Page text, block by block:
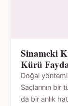
Sinameki
Kürü
Doğal
Saçlarının bir
da bir anlık